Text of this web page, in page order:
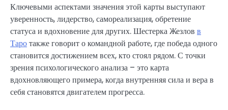
Ключевыми аспектами значения этой карты выступают
уверенность, лидерство, самореализация, обретение
статуса и вдохновение для других. Шестерка Жезлов в
Таротакже говорит о командной работе, где победа одного
становится достижением всех, кто стоял рядом. С точки
зрения психологического анализа – это карта
вдохновляющего примера, когда внутренняя сила и вера в
себя становятся двигателем прогресса.